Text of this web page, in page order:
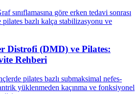
sınıflamasına göre erken tedavi sonrası
bazlı kalça stabilizasyonu ve
Distrofi (DMD) ve Pilates:
Rehberi
pilates bazlı submaksimal nefes-
yüklenmeden kaçınma ve fonksiyonel